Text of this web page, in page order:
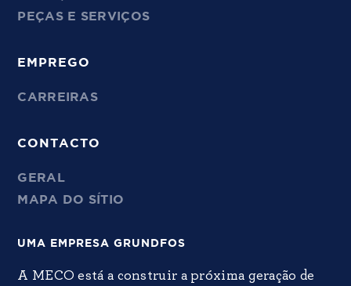
PEÇAS E SERVIÇOS
EMPREGO
CARREIRAS
CONTACTO
GERAL
MAPA DO SÍTIO
UMA EMPRESA GRUNDFOS
A MECO está a construir a próxima geração de